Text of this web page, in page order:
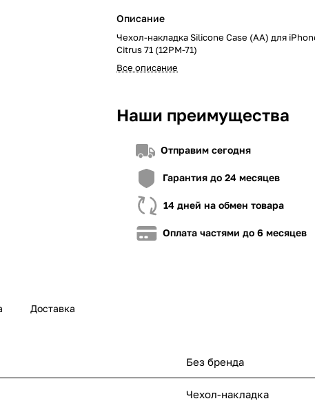
Описание
Чехол-накладка Silicone Case (AA) для
Citrus 71 (12PM-71)
Все описание
Наши преимущества
Отправим сегодня
Гарантия до 24 месяцев
14 дней на обмен товара
Оплата частями до 6 месяцев
«Покупка по частям» от A-Bank
Для оформления необходимо:
3. Если вы не клиент A-Bank, загрузите
«Покупка частями« от OTP Bank
Для оформления необходимо:
3. Проверить в приложении доступный
4. Иметь достаточно средств для
взноса (в случае необходимости)
«Покупка по частям» от
3. Проверить в приложении
ниже стоимости товара,
4. Иметь достаточно средств
взноса (в случае
Доставка
Без бренда
Чехол-накладка